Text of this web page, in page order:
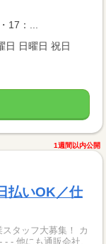
17：...
日 日曜日 祝日
1週間以内公開
払いOK／仕